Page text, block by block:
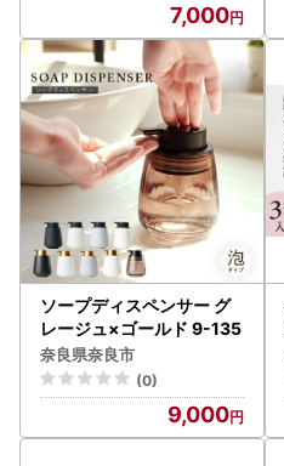
7,000
ソープディスペンサー グ
レージュ×ゴールド 9-135
奈良県奈良市
(0)
9,000